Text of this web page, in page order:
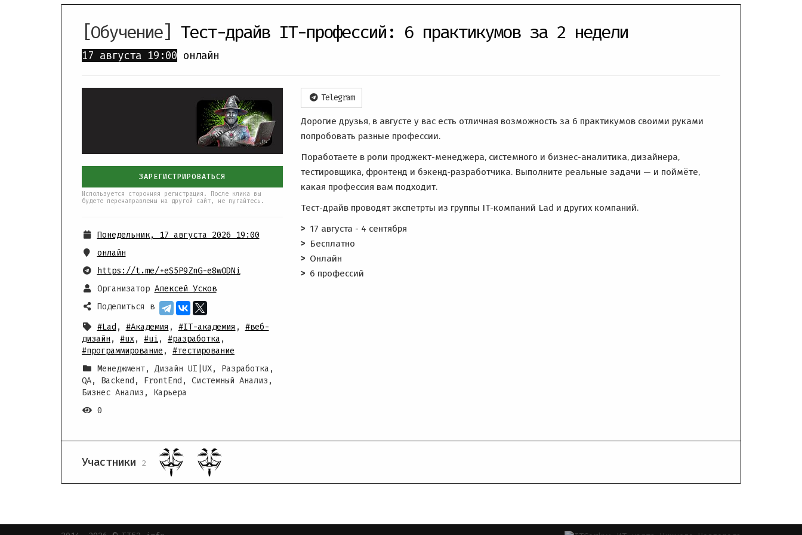
[Обучение] Тест-драйв IT-профессий: 6 практикумов за 2 недели
17 августа 19:00 онлайн
ЗАРЕГИСТРИРОВАТЬСЯ
Используется сторонняя регистрация. После клика вы
будете перенаправлены на другой сайт, не пугайтесь.
Понедельник, 17 августа 2026 19:00
онлайн
https://t.me/+eS5P9ZnG-e8wODNi
Организатор Алексей Усков
Поделиться в
#Lad , #Академия , #IT-академия , #веб-
дизайн , #ux, #ui, #разработка ,
#программирование , #тестирование
Менеджмент, Дизайн UI|UX, Разработка,
QA, Backend, FrontEnd, Системный Анализ,
Бизнес Анализ, Карьера
0
Telegram
Дорогие друзья, в августе у вас есть отличная возможность за 6 практикумов своими руками
попробовать разные профессии.
Поработаете в роли проджект-менеджера, системного и бизнес-аналитика, дизайнера,
тестировщика, фронтенд и бэкенд‑разработчика. Выполните реальные задачи — и поймёте,
какая профессия вам подходит.
Тест-драйв проводят экспетрты из группы IT-компаний Lad и других компаний.
17 августа - 4 сентября
Бесплатно
Онлайн
6 профессий
Участники 2